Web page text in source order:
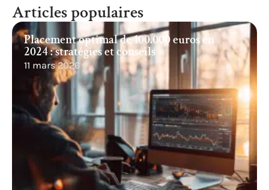
Articles populaires
Placement optimal de 100.000 euros en
2024 : stratégies et conseils
11 mars 2026